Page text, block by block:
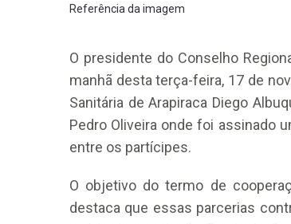
Referência da imagem
O presidente do Conselho
manhã desta terça-feira, 17 de
Sanitária de Arapiraca Diego
Pedro Oliveira onde foi assinado
entre os partícipes.
O objetivo do termo de
destaca que essas parcerias
CRF-AL reforça
base de Cannabis
29 de janeiro de 2026